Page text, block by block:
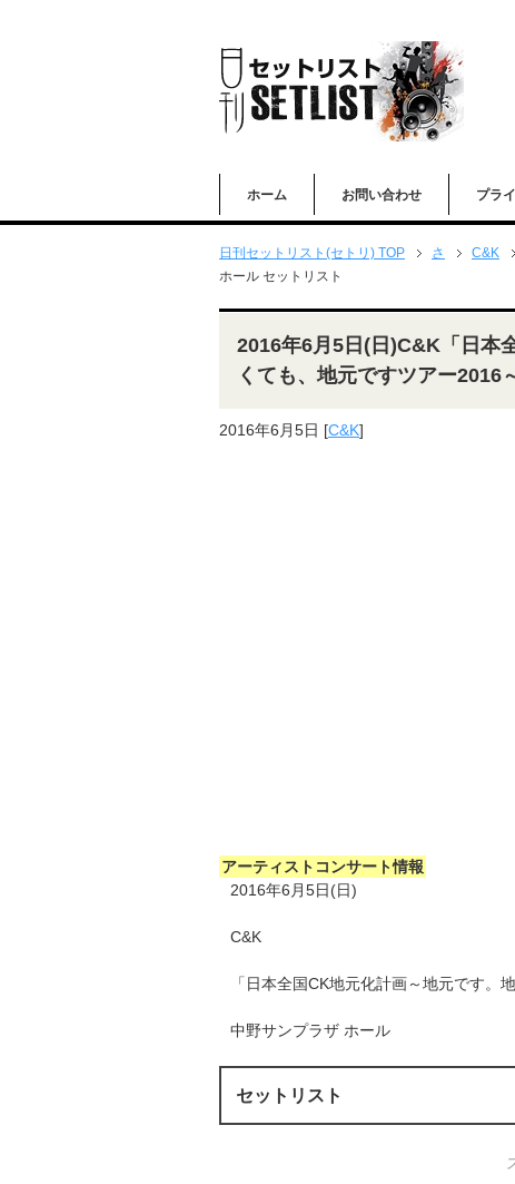
ホーム お問い合わせ プラ
日刊セットリスト(セトリ) TOP さ C&K
ホール セットリスト
2016年6月5日(日)C&K「日本
くても、地元ですツアー2016
2016年6月5日 [C&K]
アーティストコンサート情報
2016年6月5日(日)
C&K
「日本全国CK地元化計画～地元です。
中野サンプラザ ホール
セットリスト